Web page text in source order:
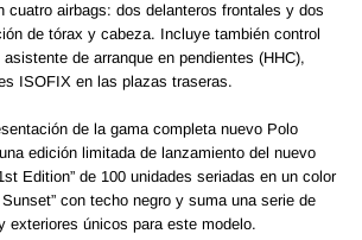
cuatro airbags: dos delanteros frontales y dos
de tórax y cabeza. Incluye también control
de arranque en pendientes (HHC),
ISOFIX en las plazas traseras.
de la gama completa nuevo Polo
edición limitada de lanzamiento del nuevo
Edition” de 100 unidades seriadas en un color
con techo negro y suma una serie de
exteriores únicos para este modelo.